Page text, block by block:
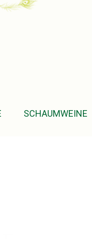
SCHAUMWEINE